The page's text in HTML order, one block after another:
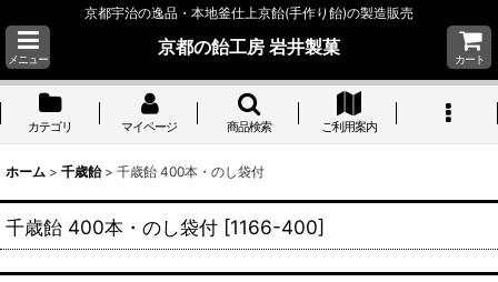
京都宇治の逸品・本地釜仕上京飴(手作り飴)の製造販売
メニュー
京都の飴工房 岩井製菓
カート
カテゴリ マイページ 商品検索 ご利用案内
ホーム > 千歳飴 > 千歳飴 400本・のし袋付
千歳飴 400本・のし袋付 [1166-400]